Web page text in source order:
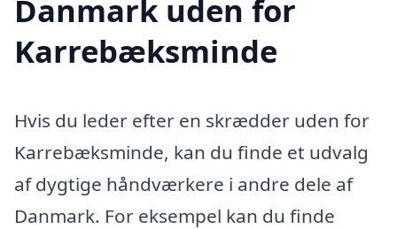
Danmark uden for
Karrebæksminde
Hvis du leder efter en skrædder uden for
Karrebæksminde, kan du finde et udvalg
af dygtige håndværkere i andre dele af
Danmark. For eksempel kan du finde